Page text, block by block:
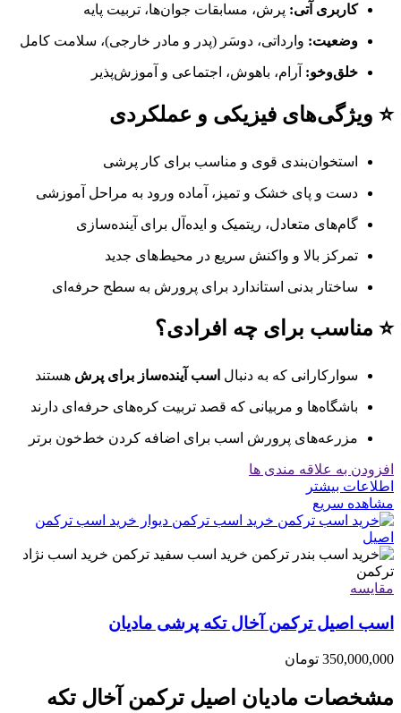
کاربری آتی: پرش، مسابقات جوان‌ها، تربیت پایه
وضعیت: وارداتی، دوسَر (پدر و مادر خارجی)، سلامت کامل
خلق‌وخو: آرام، باهوش، اجتماعی و آموزش‌پذیر
⭐ ویژگی‌های فیزیکی و عملکردی
استخوان‌بندی قوی و مناسب برای کار پرشی
دست و پای خشک و تمیز، آماده ورود به مراحل آموزشی
گام‌های متعادل، ریتمیک و ایده‌آل برای آینده‌سازی
تمرکز بالا و واکنش سریع در محیط‌های جدید
ساختار بدنی استاندارد برای پرورش به سطح حرفه‌ای
⭐ مناسب برای چه افرادی؟
سوارکارانی که به دنبال اسب آینده‌ساز برای پرش هستند
باشگاه‌ها و مربیانی که قصد تربیت کره‌های حرفه‌ای دارند
مزرعه‌های پرورش اسب برای اضافه کردن خط‌خون برتر
افزودن به علاقه مندی ها
اطلاعات بیشتر
مشاهده سریع
مقایسه
اسب اصیل ترکمن آخال تکه پرشی مادیان
350,000,000 تومان
مشخصات مادیان اصیل ترکمن آخال تکه